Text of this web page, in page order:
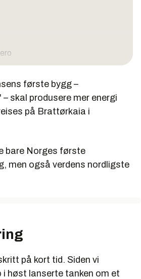
av april i år en
å bygge energipositive bygg i
bygg på kommersielle
første bygg –
skal produsere mer energi
på Brattørkaia i
bare Norges første
men også verdens nordligste
på kort tid. Siden vi
i høst lanserte tanken om et